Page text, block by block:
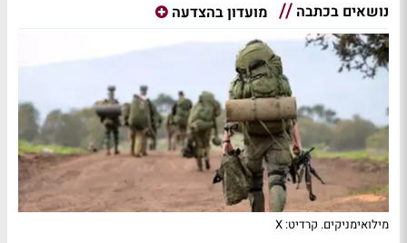
נושאים בכתבה מועדון בהצדעה
מילואימניקים. קרדיט: X